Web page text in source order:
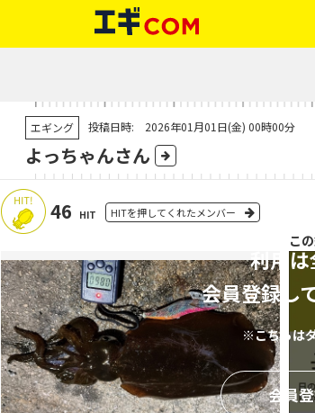
エギング 投稿日時: 2026年01月01日(金) 00時00分
よっちゃんさん
46 HIT HITを押してくれたメンバー
こ
利用
会員登録し
※こちらは
会員